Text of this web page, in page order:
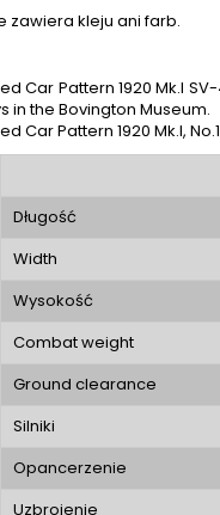
zawiera kleju ani farb.
Car Pattern 1920 Mk.I
in the Bovington Museum.
Car Pattern 1920 Mk.I,
Długość
Width
Wysokość
Combat weight
Ground clearance
Silniki
Opancerzenie
Uzbrojenie